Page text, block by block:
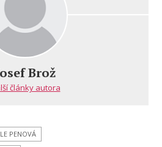
Brož
články autora
PENOVÁ